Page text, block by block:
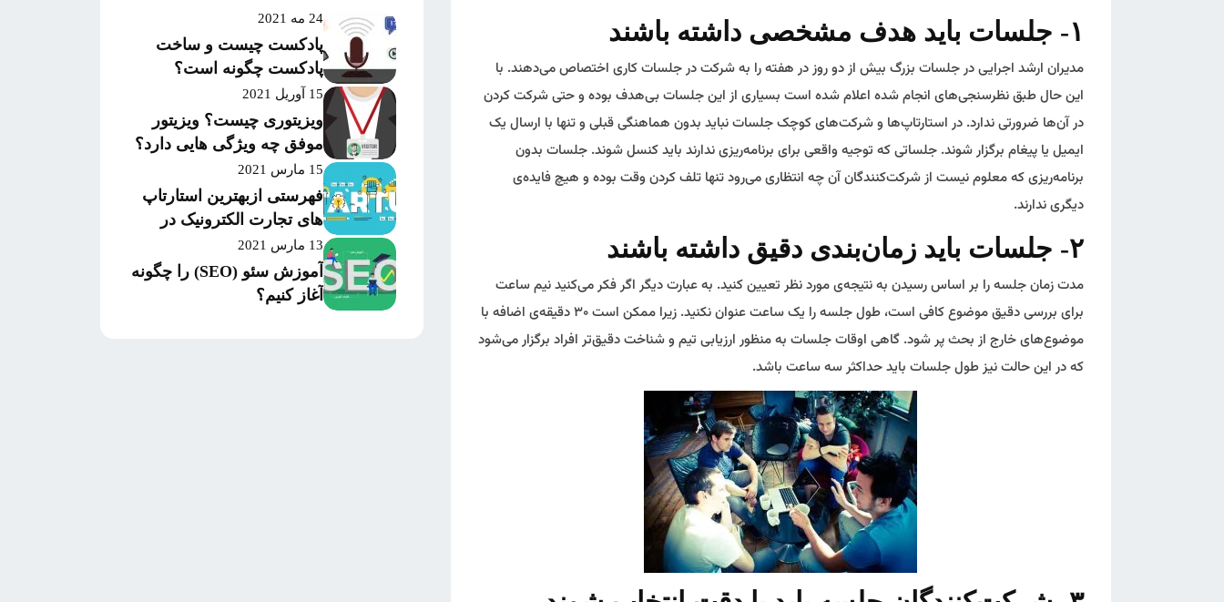
۱- جلسات باید هدف مشخصی داشته باشند
مدیران ارشد اجرایی در جلسات بزرگ بیش از دو روز در هفته را به شرکت در جلسات کاری اختصاص می‌دهند. با
این حال طبق نظرسنجی‌های انجام شده اعلام شده است بسیاری از این جلسات بی‌هدف بوده و حتی شرکت کردن
در آن‌ها ضرورتی ندارد. در استارتاپ‌ها و شرکت‌های کوچک جلسات نباید بدون هماهنگی قبلی و تنها با ارسال یک
ایمیل یا پیغام برگزار شوند. جلساتی که توجیه واقعی برای برنامه‌ریزی ندارند باید کنسل شوند. جلسات بدون
برنامه‌ریزی که معلوم نیست از شرکت‌کنندگان آن چه انتظاری می‌رود تنها تلف کردن وقت بوده و هیچ فایده‌ی
دیگری ندارند.
۲- جلسات باید زمان‌بندی دقیق داشته باشند
مدت زمان جلسه را بر اساس رسیدن به نتیجه‌ی مورد نظر تعیین کنید. به عبارت دیگر اگر فکر می‌کنید نیم ساعت
برای بررسی دقیق موضوع کافی است، طول جلسه را یک ساعت عنوان نکنید. زیرا ممکن است ۳۰ دقیقه‌ی اضافه با
موضوع‌های خارج از بحث پر شود. گاهی اوقات جلسات به منظور ارزیابی تیم و شناخت دقیق‌تر افراد برگزار می‌شود
که در این حالت نیز طول جلسات باید حداکثر سه ساعت باشد.
24 مه 2021
پادکست چیست و ساخت
پادکست چگونه است؟
15 آوریل 2021
ویزیتوری چیست؟ ویزیتور
موفق چه ویژگی هایی دارد؟
15 مارس 2021
فهرستی ازبهترین استارتاپ
های تجارت الکترونیک در
سال 2020 بر اساس میزان
موفقیت و سرمایه‌گذاری
13 مارس 2021
آموزش سئو (SEO) را چگونه
آغاز کنیم؟